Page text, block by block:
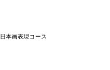
日本画表現コース